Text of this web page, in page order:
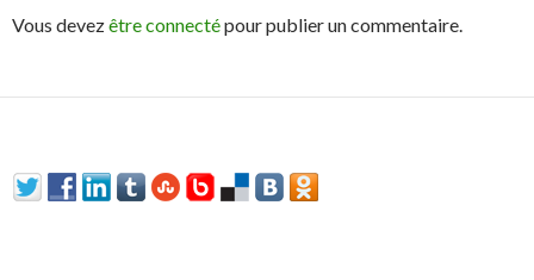
Vous devezêtre connectépour publier un commentaire.